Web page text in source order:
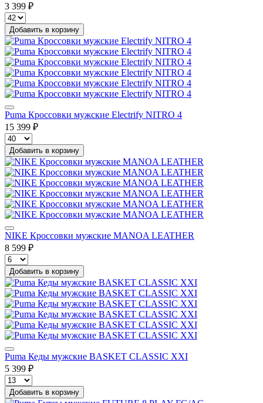
3 399 ₽
Добавить в корзину
Puma Кроссовки мужские Electrify NITRO 4
15 399 ₽
Добавить в корзину
NIKE Кроссовки мужские MANOA LEATHER
8 599 ₽
Добавить в корзину
Puma Кеды мужские BASKET CLASSIC XXI
5 399 ₽
Добавить в корзину